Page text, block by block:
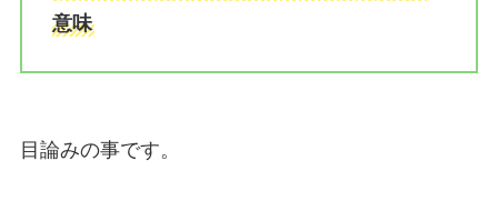
意味
目論みの事です。